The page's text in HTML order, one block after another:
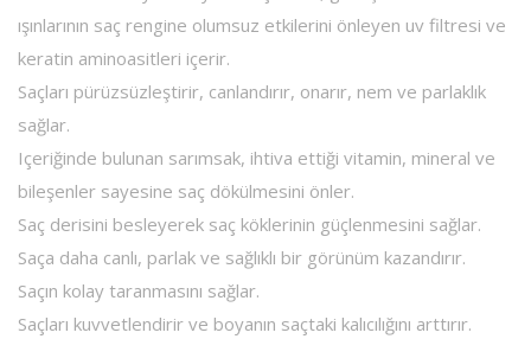
ışınlarının saç rengine olumsuz etkilerini önleyen uv filtresi ve
keratin aminoasitleri içerir.
Saçları pürüzsüzleştirir, canlandırır, onarır, nem ve parlaklık
sağlar.
Içeriğinde bulunan sarımsak, ihtiva ettiği vitamin, mineral ve
bileşenler sayesine saç dökülmesini önler.
Saç derisini besleyerek saç köklerinin güçlenmesini sağlar.
Saça daha canlı, parlak ve sağlıklı bir görünüm kazandırır.
Saçın kolay taranmasını sağlar.
Saçları kuvvetlendirir ve boyanın saçtaki kalıcılığını arttırır.